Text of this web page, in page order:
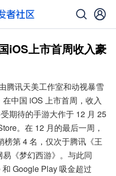
iOS上市首周收入豪
腾讯天美工作室和动视暴雪
中国 iOS 上市首周，收入
期待的手游大作于 12 月 25
。在 12 月的最后一周，
第 4 名，仅次于腾讯《王
《梦幻西游》。与此同
Google Play 吸金超过